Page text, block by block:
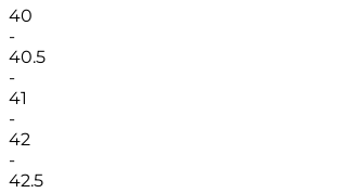
40
-
40.5
-
41
-
42
-
42.5